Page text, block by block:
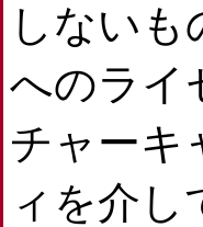
しないも
へのライ
チャーキ
ィを介し